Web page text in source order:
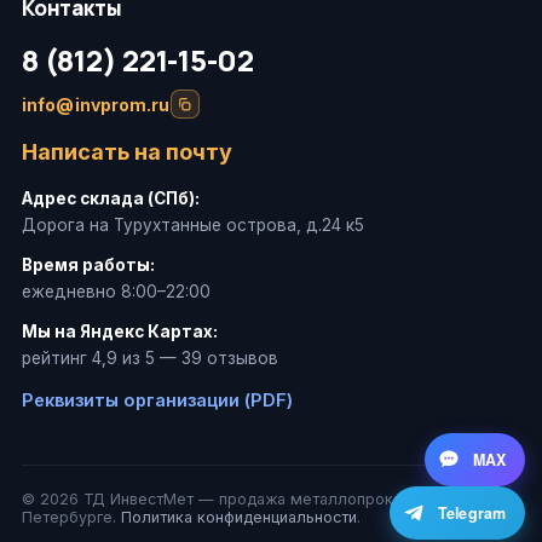
Контакты
8 (812) 221-15-02
info@invprom.ru
Написать на почту
Адрес склада (СПб):
Дорога на Турухтанные острова, д.24 к5
Время работы:
ежедневно 8:00–22:00
Мы на Яндекс Картах:
рейтинг 4,9 из 5 — 39 отзывов
Реквизиты организации (PDF)
© 2026 ТД ИнвестМет — продажа металлопроката в Санкт-
Петербурге. Политика конфиденциальности.
MAX
Telegram